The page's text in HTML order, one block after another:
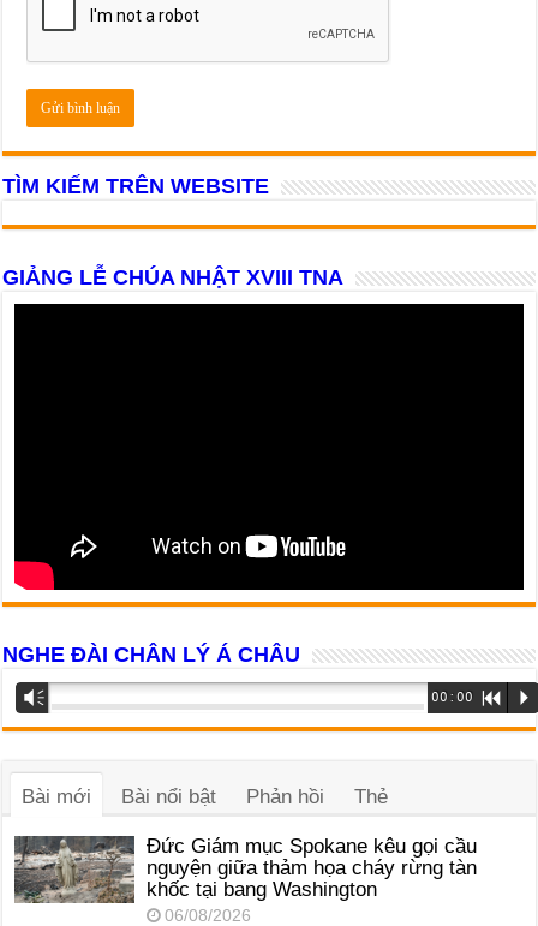
TÌM KIẾM TRÊN WEBSITE
GIẢNG LỄ CHÚA NHẬT XVIII TNA
NGHE ĐÀI CHÂN LÝ Á CHÂU
Trình
phát
âm
Vm 00:00 R P
Bài mới Bài nổi bật Phản hồi Thẻ
Đức Giám mục Spokane kêu gọi cầu
nguyện giữa thảm họa cháy rừng tàn
khốc tại bang Washington
06/08/2026